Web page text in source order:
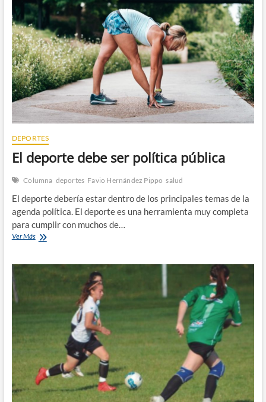
adelante!
DEPORTES
El deporte debe ser política pública
Columna deportes Favio Hernández Pippo salud
El deporte debería estar dentro de los principales temas de la
agenda política. El deporte es una herramienta muy completa
para cumplir con muchos de…
Ver MásEl
política